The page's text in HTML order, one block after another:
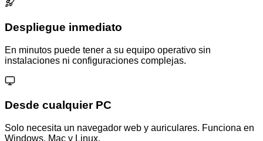
Despliegue inmediato
En minutos puede tener a su equipo operativo sin
instalaciones ni configuraciones complejas.
Desde cualquier PC
Solo necesita un navegador web y auriculares. Funciona en
Windows, Mac y Linux.